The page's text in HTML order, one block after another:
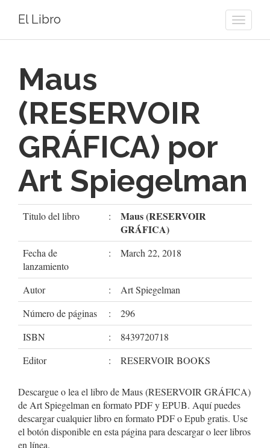
Toggle
El Libro
Maus
(RESERVOIR
GRÁFICA) por
Art Spiegelman
Titulo del libro :
Maus (RESERVOIR
GRÁFICA)
Fecha de
lanzamiento
: March 22, 2018
Autor :
Art Spiegelman
Número de páginas
:
296
ISBN
:
8439720718
Editor
: RESERVOIR BOOKS
Descargue o lea el libro de Maus (RESERVOIR GRÁFICA)
de Art Spiegelman en formato PDF y EPUB. Aquí puedes
descargar cualquier libro en formato PDF o Epub gratis. Use
el botón disponible en esta página para descargar o leer libros
en línea.